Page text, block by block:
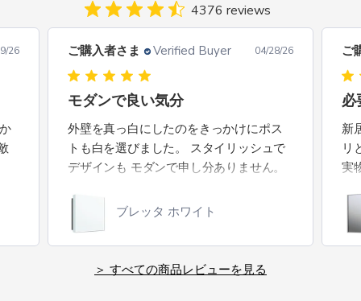
4376 reviews
26 ご購入者さま Verified Buyer 04/26/26
必要十分な機能性と高い意匠性
新居の洗面台用に購入しました。スッキ
リとしたラインにアルミの質感もよく、
実物を見ても意匠性には文句なく満足し
やすさや内部の棚の作りなど申し分あり
ません。総じて期待通りであり満足度の
高い商品です。
コスメキャビミラー 45-60
ご
ス
淡
す
＞ すべての商品レビューを見る